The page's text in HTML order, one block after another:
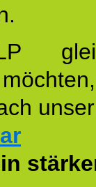
unser